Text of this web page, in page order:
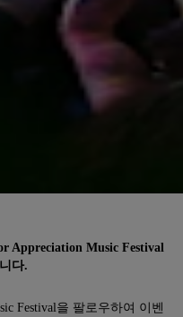
Appreciation Music Festival
다.
Festival을 팔로우하여 이벤